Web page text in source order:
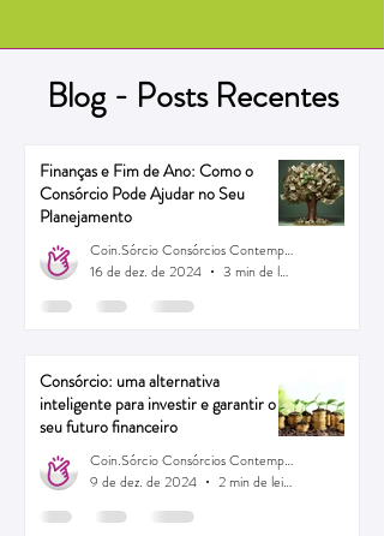
Blog - Posts Recentes
Finanças e Fim de Ano: Como o
Consórcio Pode Ajudar no Seu
Planejamento
Coin.Sórcio Consórcios Contemplados
16 de dez. de 2024
3 min de leitura
Consórcio: uma alternativa
inteligente para investir e garantir o
seu futuro financeiro
Coin.Sórcio Consórcios Contemplados
9 de dez. de 2024
2 min de leitura